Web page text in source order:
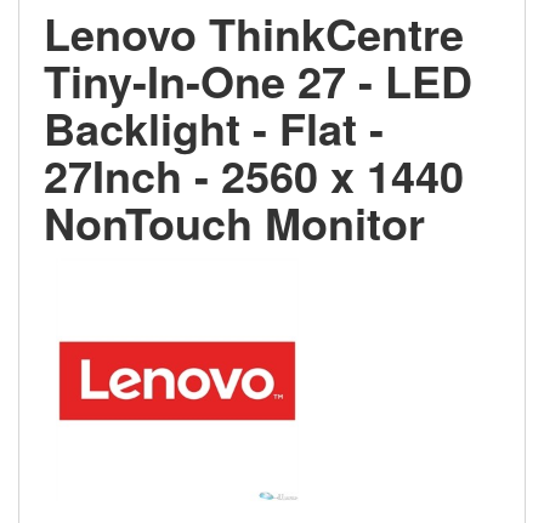
Lenovo ThinkCentre
Tiny-In-One 27 - LED
Backlight - Flat -
27Inch - 2560 x 1440
NonTouch Monitor